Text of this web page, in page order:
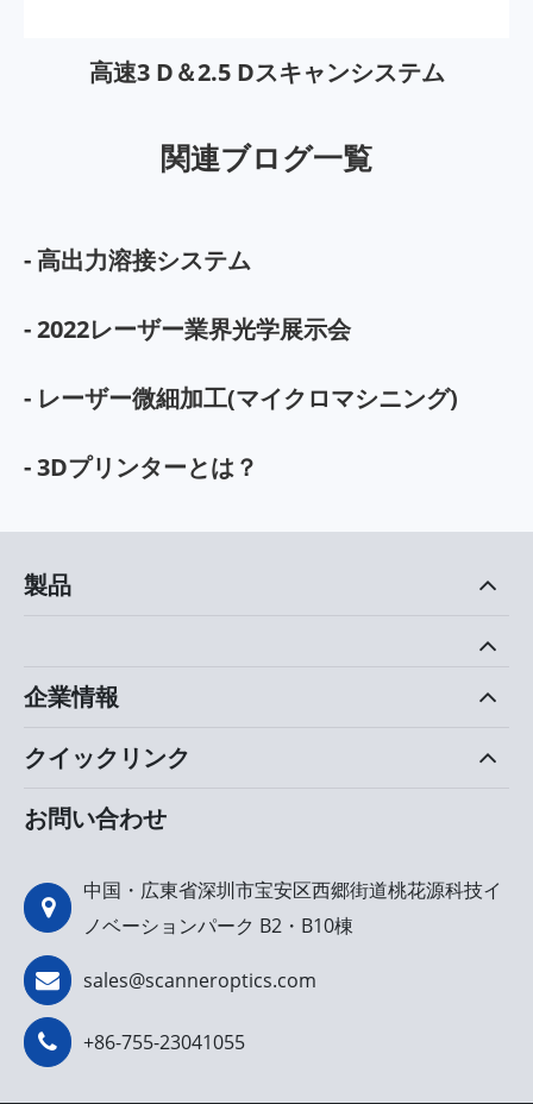
高速3 D＆2.5 Dスキャンシステム
関連ブログ一覧
- 高出力溶接システム
- 2022レーザー業界光学展示会
- レーザー微細加工(マイクロマシニング)
- 3Dプリンターとは？
製品
企業情報
クイックリンク
お問い合わせ
中国・広東省深圳市宝安区西郷街道桃花源科技イ
ノベーションパーク B2・B10棟
sales@scanneroptics.com
+86-755-23041055